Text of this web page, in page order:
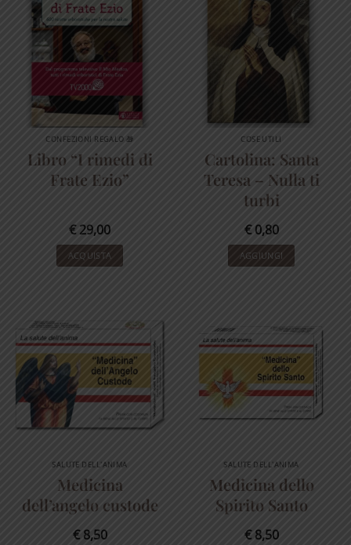
CONFEZIONI REGALO 🎁
Libro “I rimedi di
Frate Ezio”
€29,00
ACQUISTA
COSE UTILI
Cartolina: Santa
Teresa – Nulla ti
turbi
€0,80
AGGIUNGI
SALUTE DELL'ANIMA
Medicina
dell’angelo custode
€8,50
SALUTE DELL'ANIMA
Medicina dello
Spirito Santo
€8,50